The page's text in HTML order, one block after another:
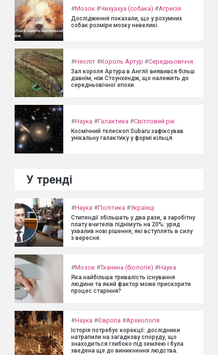
#Мозок #Чихуахуа (собака) #Агресія
Дослідження показали, що у розумних
собак розміри мозку невеликі.
#Неоліт #Король Артур #Середньовіччя
Зал короля Артура в Англії виявився більш
давнім, ніж Стоунхендж, що належить до
середньовічної епохи.
#Наука #Галактика #Світловий рік
Космічний телескоп Subaru зафіксував
унікальну галактику у формі кільця.
У тренді
#Наука #Політика #Українці
Стипендії збільшать у два рази, а заробітну
плату вчителів піднімуть на 20%: уряд
ухвалив нові рішення, які вступлять в силу
з вересня.
#Мозок #Тканина (біологія) #Наука
Яка найбільша тривалість існування
людини та який фактор може прискорити
процес старіння?
#Наука #Європа #Археологія
Історія потребує корекції: дослідники
натрапили на загадкову споруду, що
знаходиться глибоко під землею і була
зведена ще до виникнення людства.